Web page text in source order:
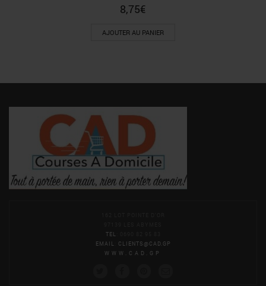
8,75€
AJOUTER AU PANIER
TEL
EMAIL
CLIENTS@CAD.GP
WWW.CAD.GP